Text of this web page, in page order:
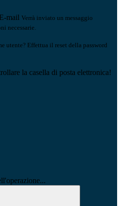
E-mail Verrà inviato un messaggio
necessarie.
utente? Effettua il reset della password
la casella di posta elettronica!